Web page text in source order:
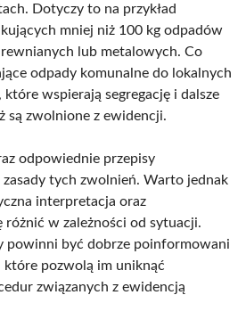
Dotyczy to na przykład
mniej niż 100 kg odpadów
lub metalowych. Co
odpady komunalne do lokalnych
wspierają segregację i dalsze
są zwolnione z ewidencji.
odpowiednie przepisy
tych zwolnień. Warto jednak
interpretacja oraz
różnić w zależności od sytuacji.
powinni być dobrze poinformowani
pozwolą im uniknąć
związanych z ewidencją